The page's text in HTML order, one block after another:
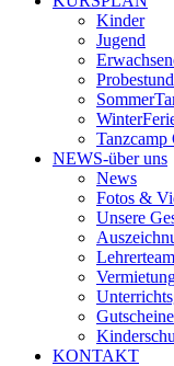
Kinder
Jugend
Tanzcamp
NEWS-über uns
News
Fotos &
Unsere
Lehrerteam
Gutscheine
KONTAKT